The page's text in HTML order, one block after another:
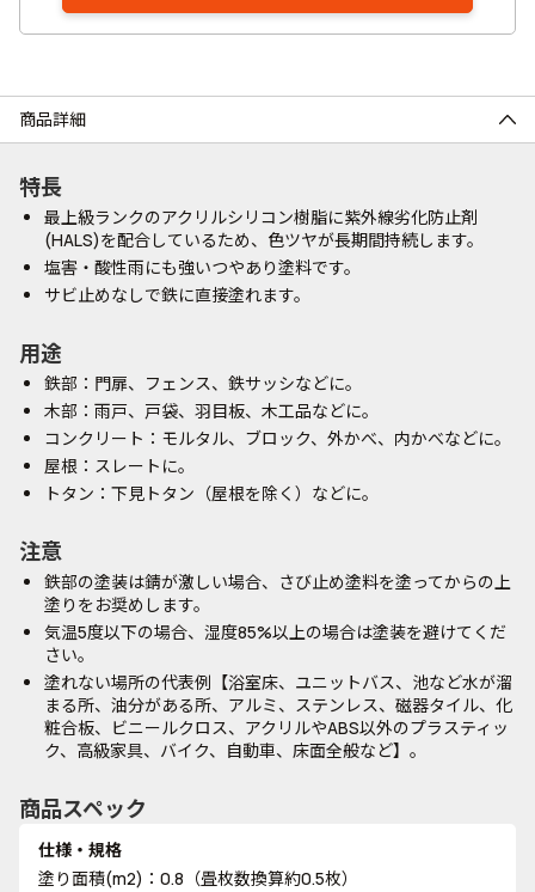
商品詳細
特長
最上級ランクのアクリルシリコン樹脂に紫外線劣化防止剤
(HALS)を配合しているため、色ツヤが長期間持続します。
塩害・酸性雨にも強いつやあり塗料です。
サビ止めなしで鉄に直接塗れます。
用途
鉄部：門扉、フェンス、鉄サッシなどに。
木部：雨戸、戸袋、羽目板、木工品などに。
コンクリート：モルタル、ブロック、外かべ、内かべなどに。
屋根：スレートに。
トタン：下見トタン（屋根を除く）などに。
注意
鉄部の塗装は錆が激しい場合、さび止め塗料を塗ってからの上
塗りをお奨めします。
気温5度以下の場合、湿度85%以上の場合は塗装を避けてくだ
さい。
塗れない場所の代表例【浴室床、ユニットバス、池など水が溜
まる所、油分がある所、アルミ、ステンレス、磁器タイル、化
粧合板、ビニールクロス、アクリルやABS以外のプラスティッ
ク、高級家具、バイク、自動車、床面全般など】。
商品スペック
仕様・規格
塗り面積(m2)：0.8（畳枚数換算約0.5枚）